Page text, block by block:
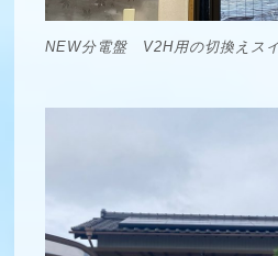
NEW分電盤 V2H用の切換えス